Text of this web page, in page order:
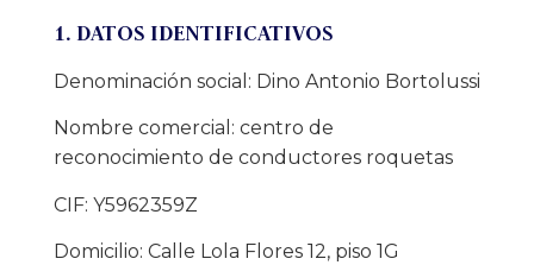
1. DATOS IDENTIFICATIVOS
Denominación social: Dino Antonio Bortolussi
Nombre comercial: centro de
reconocimiento de conductores roquetas
CIF: Y5962359Z
Domicilio: Calle Lola Flores 12, piso 1G